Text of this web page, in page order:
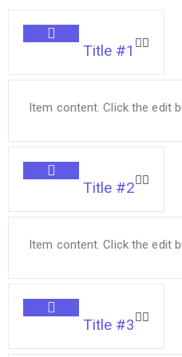
Title #1
Item content. Click the edit
Title #2
Item content. Click the edit
Title #3